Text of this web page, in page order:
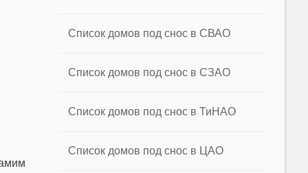
Список домов под снос в СВАО
Список домов под снос в СЗАО
Список домов под снос в ТиНАО
Список домов под снос в ЦАО